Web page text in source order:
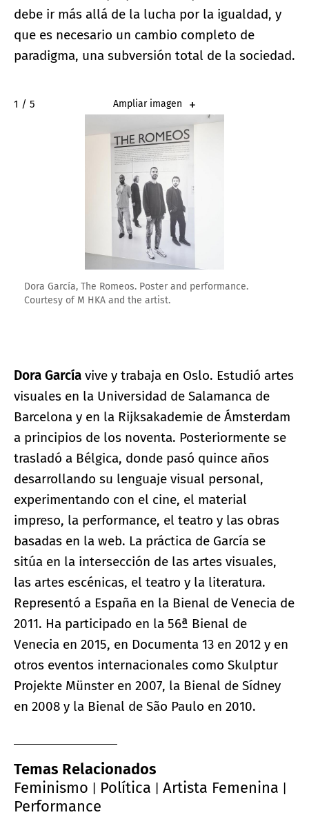
debe ir más allá de la lucha por la igualdad, y
que es necesario un cambio completo de
paradigma, una subversión total de la sociedad.
2 / 5 Ampliar imagen
Dora García, The Romeos. Poster and performance.
Courtesy of M HKA and the artist.
Dora García vive y trabaja en Oslo. Estudió artes
visuales en la Universidad de Salamanca de
Barcelona y en la Rijksakademie de Ámsterdam
a principios de los noventa. Posteriormente se
trasladó a Bélgica, donde pasó quince años
desarrollando su lenguaje visual personal,
experimentando con el cine, el material
impreso, la performance, el teatro y las obras
basadas en la web. La práctica de García se
sitúa en la intersección de las artes visuales,
las artes escénicas, el teatro y la literatura.
Representó a España en la Bienal de Venecia de
2011. Ha participado en la 56ª Bienal de
Venecia en 2015, en Documenta 13 en 2012 y en
otros eventos internacionales como Skulptur
Projekte Münster en 2007, la Bienal de Sídney
en 2008 y la Bienal de São Paulo en 2010.
Temas Relacionados
Feminismo
Política Artista Femenina
Performance